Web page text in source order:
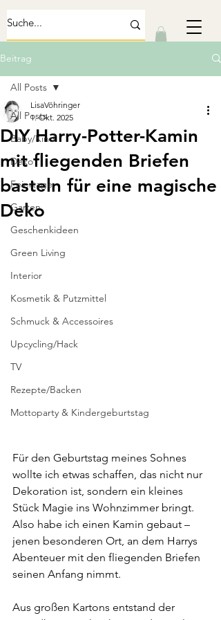
Beitrag
All Posts
Baby/Kind
Deko
Feiertage
Garten
Geschenkideen
Green Living
Interior
Kosmetik & Putzmittel
Schmuck & Accessoires
Upcycling/Hack
TV
Rezepte/Backen
Mottoparty & Kindergeburtstag
All Posts
DIY Harry-Potter-Kamin
mit fliegenden Briefen
basteln für eine magische
Deko
LisaVöhringer
1. Okt. 2025
Für den Geburtstag meines Sohnes
wollte ich etwas schaffen, das nicht nur
Dekoration ist, sondern ein kleines
Stück Magie ins Wohnzimmer bringt.
Also habe ich einen Kamin gebaut –
jenen besonderen Ort, an dem Harrys
Abenteuer mit den fliegenden Briefen
seinen Anfang nimmt.
Aus großen Kartons entstand der